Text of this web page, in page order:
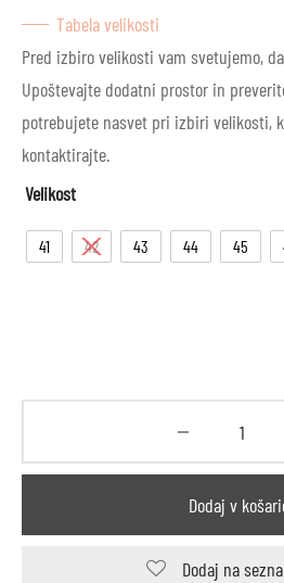
Tabela velikosti
Pred izbiro velikosti vam svetujemo,
Upoštevajte dodatni prostor in
potrebujete nasvet pri izbiri velikosti,
kontaktirajte.
Velikost
41 42 43 44 45
Dodaj v
Dodaj na